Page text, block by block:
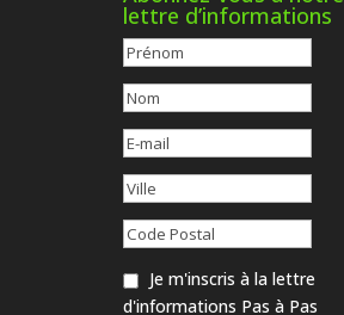
lettre d’informations
Je m'inscris à la lettre
d'informations Pas à Pas